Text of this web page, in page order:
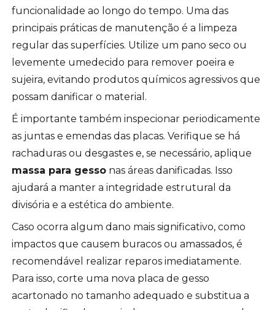
funcionalidade ao longo do tempo. Uma das
principais práticas de manutenção é a limpeza
regular das superfícies. Utilize um pano seco ou
levemente umedecido para remover poeira e
sujeira, evitando produtos químicos agressivos que
possam danificar o material.
É importante também inspecionar periodicamente
as juntas e emendas das placas. Verifique se há
rachaduras ou desgastes e, se necessário, aplique
massa para gesso nas áreas danificadas. Isso
ajudará a manter a integridade estrutural da
divisória e a estética do ambiente.
Caso ocorra algum dano mais significativo, como
impactos que causem buracos ou amassados, é
recomendável realizar reparos imediatamente.
Para isso, corte uma nova placa de gesso
acartonado no tamanho adequado e substitua a